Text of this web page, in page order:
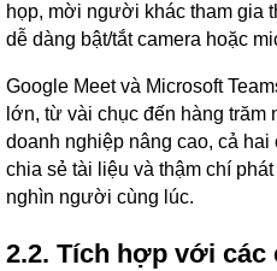
họp, mời người khác tham gia
dễ dàng bật/tắt camera hoặc
Google Meet và Microsoft
lớn, từ vài chục đến hàng
doanh nghiệp nâng cao, cả
chia sẻ tài liệu và thậm chí
nghìn người cùng lúc.
2.2. Tích hợp với các